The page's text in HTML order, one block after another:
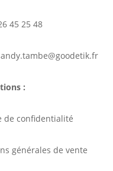
45 25 48
:
de confidentialité
générales de vente